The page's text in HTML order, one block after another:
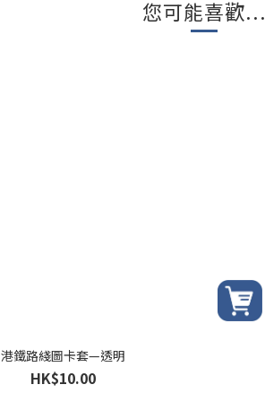
您可能喜歡...
港鐵路綫圖卡套—透明
HK$10.00